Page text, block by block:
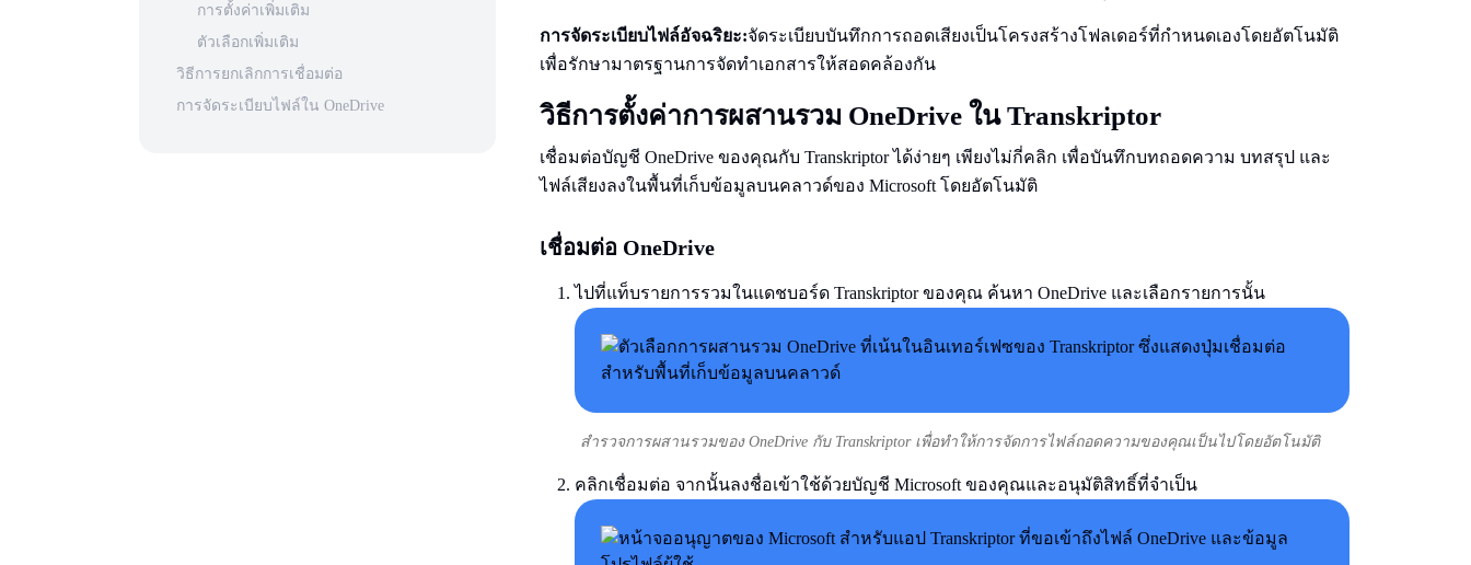
การตั้งค่าเพิ่มเติม
ตัวเลือกเพิ่มเติม
วิธีการยกเลิกการเชื่อมต่อ
การจัดระเบียบไฟล์ใน OneDrive
การจัดระเบียบไฟล์อัจฉริยะ:จัดระเบียบบันทึกการถอดเสียงเป็นโครงสร้างโฟลเดอร์ที่กำหนดเองโดยอัตโนมัติ
เพื่อรักษามาตรฐานการจัดทำเอกสารให้สอดคล้องกัน
วิธีการตั้งค่าการผสานรวม OneDrive ใน Transkriptor
เชื่อมต่อบัญชี OneDrive ของคุณกับ Transkriptor ได้ง่ายๆ เพียงไม่กี่คลิก เพื่อบันทึกบทถอดความ บทสรุป และ
ไฟล์เสียงลงในพื้นที่เก็บข้อมูลบนคลาวด์ของ Microsoft โดยอัตโนมัติ
เชื่อมต่อ OneDrive
ไปที่แท็บรายการรวมในแดชบอร์ด Transkriptor ของคุณ ค้นหา OneDrive และเลือกรายการนั้น
สำรวจการผสานรวมของ OneDrive กับ Transkriptor เพื่อทำให้การจัดการไฟล์ถอดความของคุณเป็นไปโดยอัตโนมัติ
คลิกเชื่อมต่อ จากนั้นลงชื่อเข้าใช้ด้วยบัญชี Microsoft ของคุณและอนุมัติสิทธิ์ที่จำเป็น